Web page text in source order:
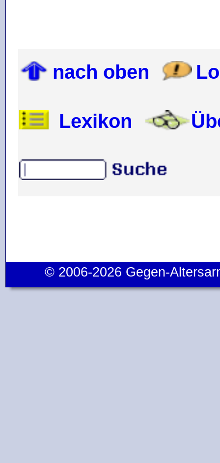
nach oben
Lexikon
© 2006-2026 Gegen-